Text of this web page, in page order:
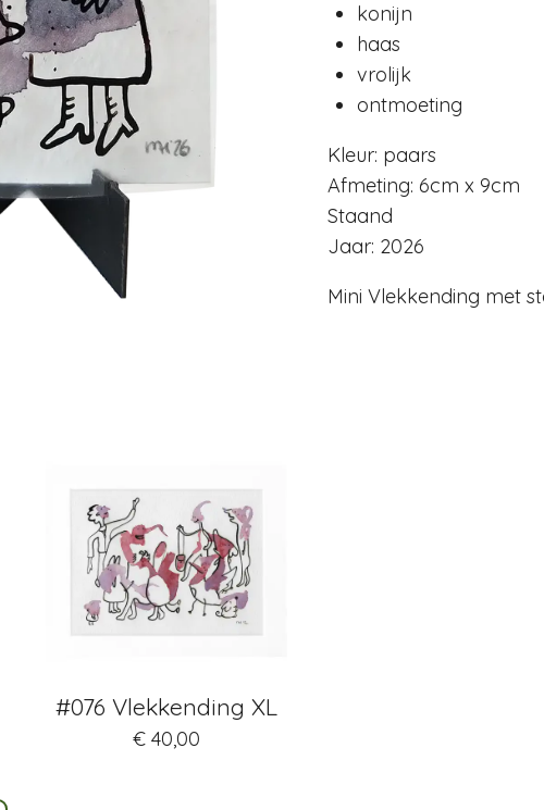
konijn
haas
vrolijk
ontmoeting
Kleur: paars
Afmeting: 6cm x 9cm
Staand
Jaar: 2026
Mini Vlekkending met
#076 Vlekkending XL
€ 40,00